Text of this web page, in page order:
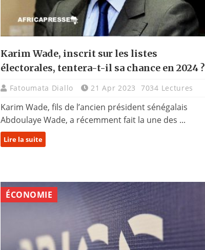
Karim Wade, inscrit sur les listes
électorales, tentera-t-il sa chance en 2024 ?
Fatoumata Diallo 21 Apr 2023 7034 Lectures
Karim Wade, fils de l’ancien président sénégalais
Abdoulaye Wade, a récemment fait la une des ...
Lire la suite
ÉCONOMIE